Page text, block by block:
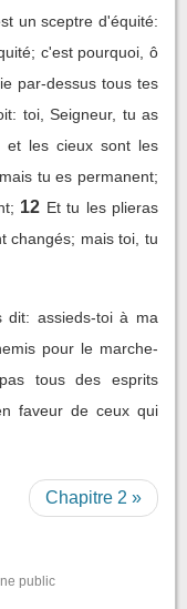
un sceptre d'équité:
c'est pourquoi, ô
par-dessus tous tes
toi, Seigneur, tu as
et les cieux sont les
tu es permanent;
12 Et tu les plieras
changés; mais toi, tu
dit: assieds-toi à ma
pour le marche-
tous des esprits
faveur de ceux qui
Chapitre 2 »
public